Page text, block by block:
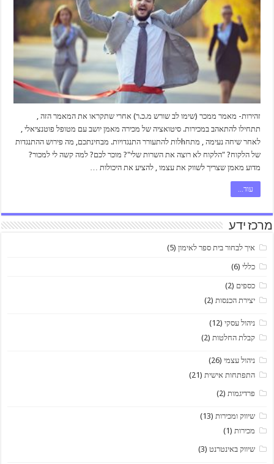
זהירות- מאמר ממכר (שימו לב שורש מ.כ.ר) אחרי שתקראו את המאמר הזה ,
תתחילו להתאהב במכירות. סיטואציה של מכירה מאמן יושב עם מטופל פוטנציאלי ,
לאחר שיחה נעימה , מתחhלות להתעורר התנגדויות. מבחינתכם, מה פירוש ההתנגדות
של הלקוח? "הלקוח לא רוצה את השרות שלי"? מוכר לכם? למה קשה לי למכור?
מדוע מאמן שצריך לשווק את עצמו , להציע את היכולות …
עוד...
מרכז ידע
איך לבחור בית ספר לאימון(5)
כללי(6)
כספים (2)
יצירת הכנסות (2)
ניהול עסקי(12)
קבלת החלטות (2)
ניהול עצמי(26)
התפתחות אישית (21)
פרדיגמות (2)
שיווק ומכירות (13)
מכירות (1)
שיווק באינטרנט(3)